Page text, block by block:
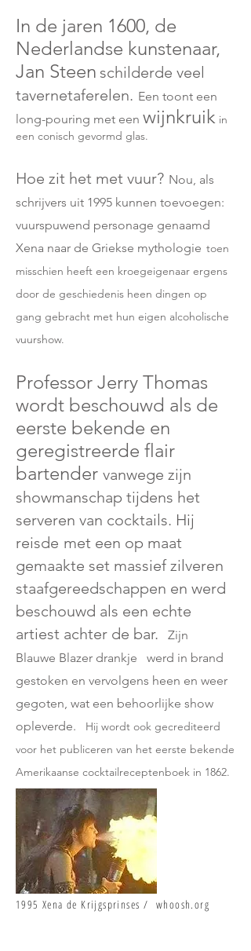
In de jaren 1600, de
Nederlandse kunstenaar,
Jan Steen schilderde veel
tavernetaferelen. Een toont een
long-pouring met een wijnkruik in
een conisch gevormd glas.
Hoe zit het met vuur? Nou, als
schrijvers uit 1995 kunnen toevoegen:
vuurspuwend personage genaamd
Xena naar de Griekse mythologie toen
misschien heeft een kroegeigenaar ergens
door de geschiedenis heen dingen op
gang gebracht met hun eigen alcoholische
vuurshow.
Professor Jerry Thomas
wordt beschouwd als de
eerste bekende en
geregistreerde flair
bartender vanwege zijn
showmanschap tijdens het
serveren van cocktails. Hij
reisde met een op maat
gemaakte set massief zilveren
staafgereedschappen en werd
beschouwd als een echte
artiest achter de bar.
Zijn
Blauwe Blazer drankje
werd in brand
gestoken en vervolgens heen en weer
gegoten, wat een behoorlijke show
opleverde.
Hij wordt ook gecrediteerd
voor het publiceren van het eerste bekende
Amerikaanse cocktailreceptenboek in 1862.
1995 Xena de Krijgsprinses / whoosh.org